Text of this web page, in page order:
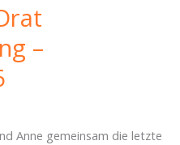
–
Anne gemeinsam die letzte